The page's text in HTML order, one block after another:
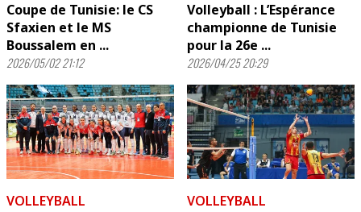
Coupe de Tunisie: le CS
Sfaxien et le MS
Boussalem en ...
2026/05/02 21:12
Volleyball : L’Espérance
championne de Tunisie
pour la 26e ...
2026/04/25 20:29
VOLLEYBALL
VOLLEYBALL